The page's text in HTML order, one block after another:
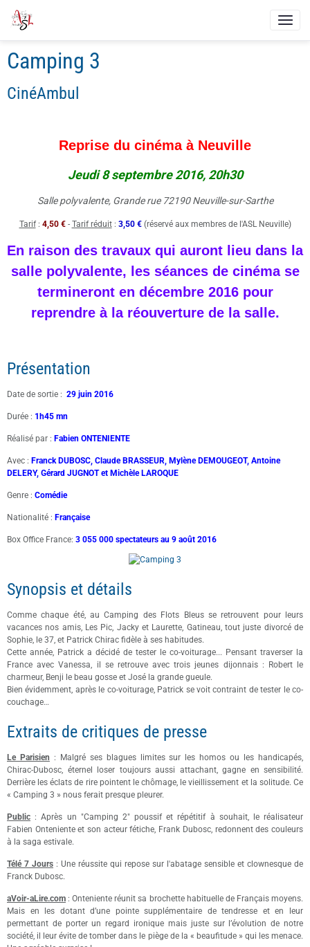
Camping 3
CinéAmbul
Reprise du cinéma à Neuville
Jeudi 8 septembre 2016, 20h30
Salle polyvalente, Grande rue 72190 Neuville-sur-Sarthe
Tarif: 4,50 €- Tarif réduit: 3,50 €(réservé aux membres de l'ASL Neuville)
En raison des travaux qui auront lieu dans la
salle polyvalente, les séances de cinéma se
termineront en décembre 2016 pour
reprendre à la réouverture de la salle.
Présentation
Date de sortie : 29 juin 2016
Durée : 1h45 mn
Réalisé par : Fabien ONTENIENTE
Avec : Franck DUBOSC, Claude BRASSEUR, Mylène DEMOUGEOT, Antoine
DELERY, Gérard JUGNOT et Michèle LAROQUE
Genre : Comédie
Nationalité : Française
Box Office France: 3 055 000 spectateurs au 9 août 2016
Synopsis et détails
Comme chaque été, au Camping des Flots Bleus se retrouvent pour leurs
vacances nos amis, Les Pic, Jacky et Laurette, Gatineau, tout juste divorcé de
Sophie, le 37, et Patrick Chirac fidèle à ses habitudes.
Cette année, Patrick a décidé de tester le co-voiturage... Pensant traverser la
France avec Vanessa, il se retrouve avec trois jeunes dijonnais : Robert le
charmeur, Benji le beau gosse et José la grande gueule.
Bien évidemment, après le co-voiturage, Patrick se voit contraint de tester le co-
couchage…
Extraits de critiques de presse
Le Parisien : Malgré ses blagues limites sur les homos ou les handicapés,
Chirac-Dubosc, éternel loser toujours aussi attachant, gagne en sensibilité.
Derrière les éclats de rire pointent le chômage, le vieillissement et la solitude. Ce
« Camping 3 » nous ferait presque pleurer.
Public : Après un "Camping 2" poussif et répétitif à souhait, le réalisateur
Fabien Onteniente et son acteur fétiche, Frank Dubosc, redonnent des couleurs
à la saga estivale.
Télé 7 Jours : Une réussite qui repose sur l'abatage sensible et clownesque de
Franck Dubosc.
aVoir-aLire.com : Onteniente réunit sa brochette habituelle de Français moyens.
Mais en les dotant d’une pointe supplémentaire de tendresse et en leur
permettant de porter un regard ironique mais juste sur l’évolution de notre
société, il leur évite de tomber dans le piège de la « beaufitude » qui les menace.